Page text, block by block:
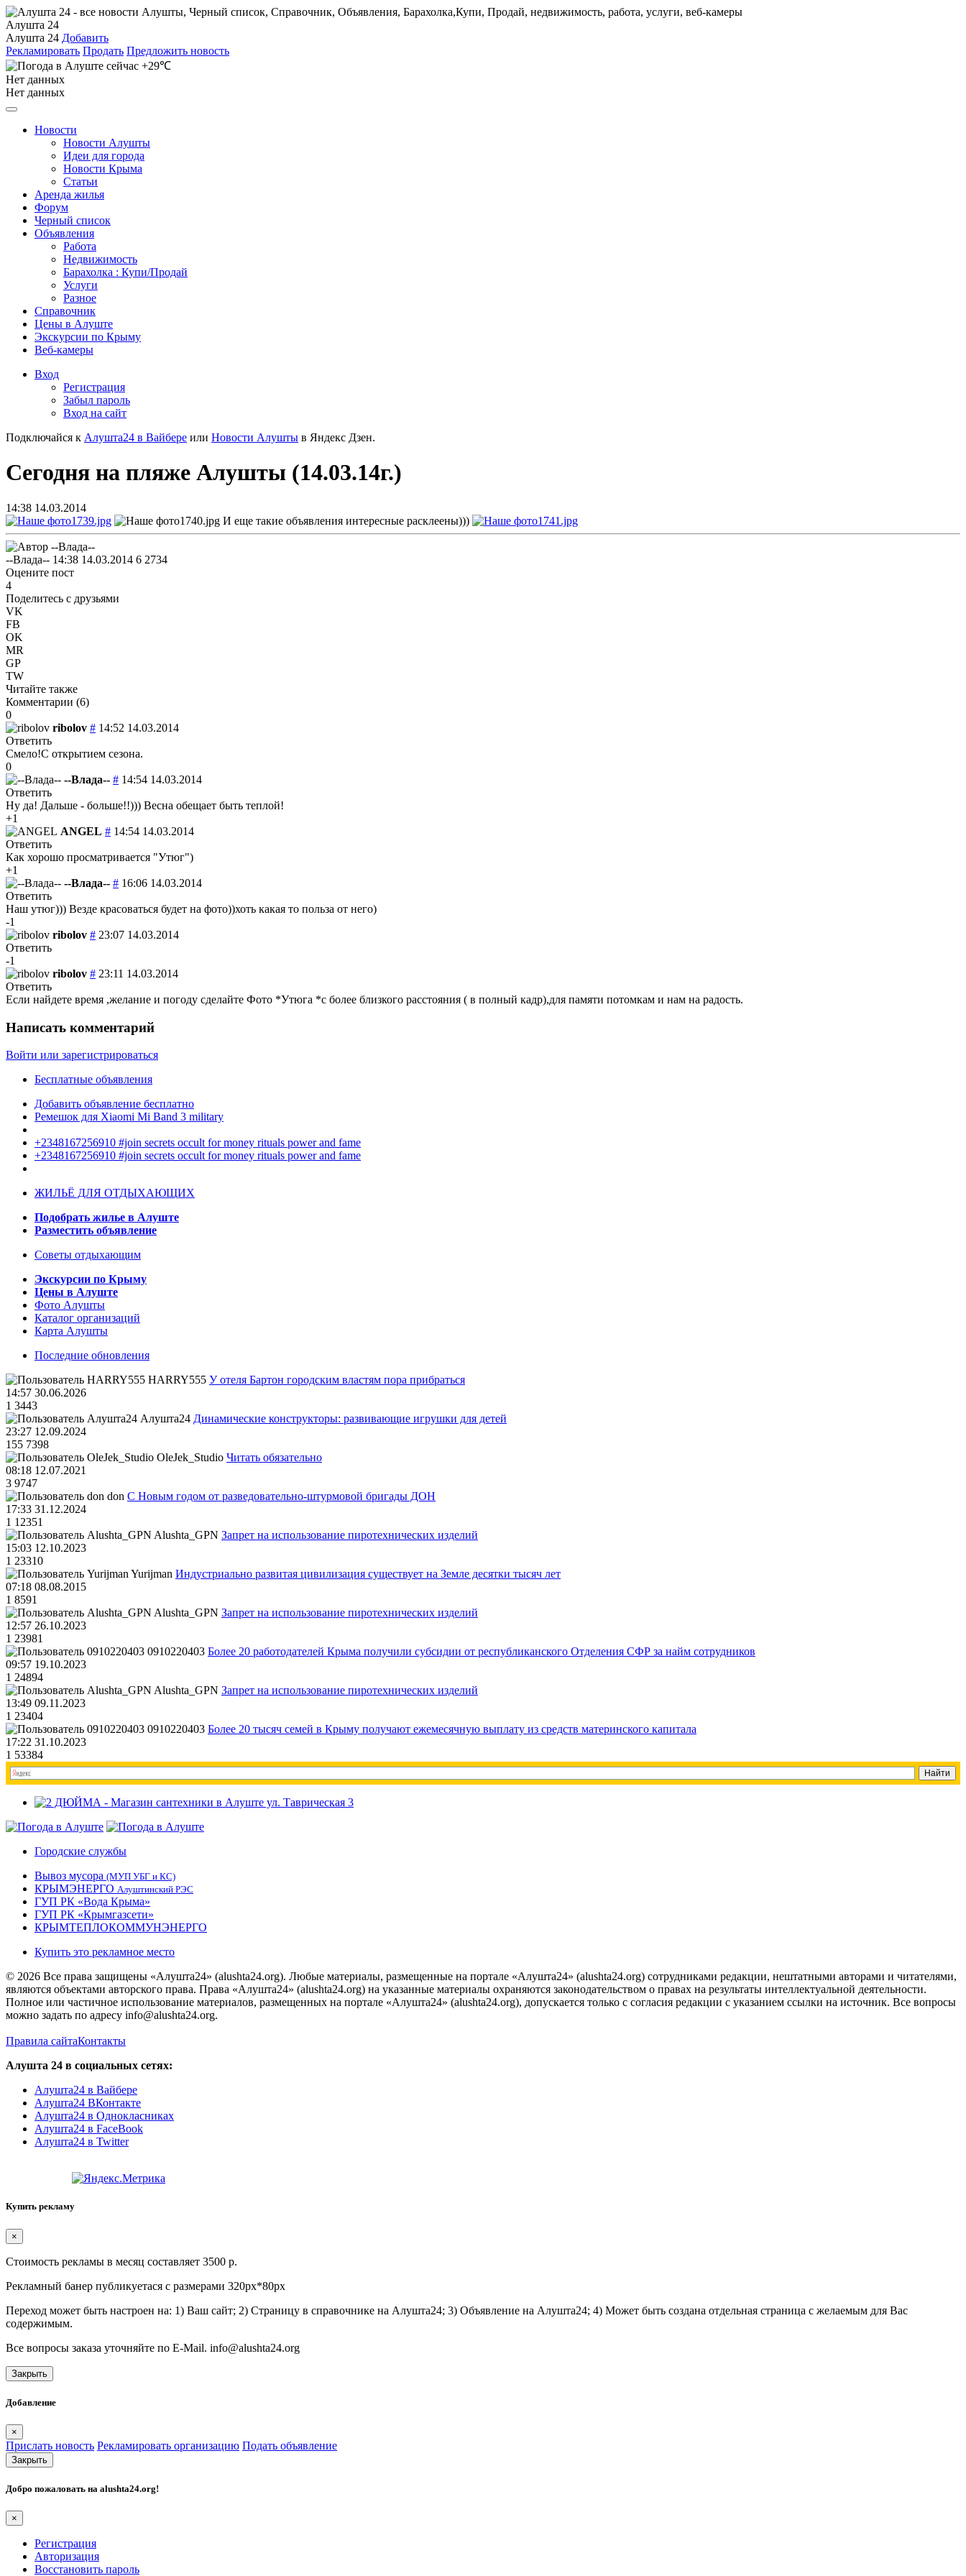
Алушта 24
Алушта 24 Добавить
Рекламировать Продать Предложить новость
+29℃
Нет данных
Нет данных
Новости
Новости Алушты
Идеи для города
Новости Крыма
Статьи
Аренда жилья
Форум
Черный список
Объявления
Работа
Недвижимость
Барахолка : Купи/Продай
Услуги
Разное
Справочник
Цены в Алуште
Экскурсии по Крыму
Веб-камеры
Вход
Регистрация
Забыл пароль
Вход на сайт
Подключайся к Алушта24 в Вайбере или Новости Алушты в Яндекс Дзен.
Сегодня на пляже Алушты (14.03.14г.)
14:38 14.03.2014
И еще такие объявления интересные расклеены)))
--Влада-- 14:38 14.03.2014 6 2734
Оцените пост
4
Поделитесь с друзьями
VK
FB
OK
MR
GP
TW
Читайте также
Комментарии (6)
0
ribolov # 14:52 14.03.2014
Ответить
Смело!С открытием сезона.
0
--Влада-- # 14:54 14.03.2014
Ответить
Ну да! Дальше - больше!!))) Весна обещает быть теплой!
+1
ANGEL # 14:54 14.03.2014
Ответить
Как хорошо просматривается "Утюг")
+1
--Влада-- # 16:06 14.03.2014
Ответить
Наш утюг))) Везде красоваться будет на фото))хоть какая то польза от него)
-1
ribolov # 23:07 14.03.2014
Ответить
-1
ribolov # 23:11 14.03.2014
Ответить
Если найдете время ,желание и погоду сделайте Фото *Утюга *с более близкого расстояния ( в полный кадр),для памяти потомкам и нам на радость.
Написать комментарий
Войти или зарегистрироваться
Бесплатные объявления
Добавить объявление бесплатно
Ремешок для Xiaomi Mi Band 3 military
+2348167256910 #join secrets occult for money rituals power and fame
+2348167256910 #join secrets occult for money rituals power and fame
ЖИЛЬЁ ДЛЯ ОТДЫХАЮЩИХ
Подобрать жилье в Алуште
Разместить объявление
Советы отдыхающим
Экскурсии по Крыму
Цены в Алуште
Фото Алушты
Каталог организаций
Карта Алушты
Последние обновления
HARRY555 У отеля Бартон городским властям пора прибраться
14:57 30.06.2026
1 3443
Алушта24 Динамические конструкторы: развивающие игрушки для детей
23:27 12.09.2024
155 7398
OleJek_Studio Читать обязательно
08:18 12.07.2021
3 9747
don С Новым годом от разведовательно-штурмовой бригады ДОН
17:33 31.12.2024
1 12351
Alushta_GPN Запрет на использование пиротехнических изделий
15:03 12.10.2023
1 23310
Yurijman Индустриально развитая цивилизация существует на Земле десятки тысяч лет
07:18 08.08.2015
1 8591
Alushta_GPN Запрет на использование пиротехнических изделий
12:57 26.10.2023
1 23981
0910220403 Более 20 работодателей Крыма получили субсидии от республиканского Отделения СФР за найм сотрудников
09:57 19.10.2023
1 24894
Alushta_GPN Запрет на использование пиротехнических изделий
13:49 09.11.2023
1 23404
0910220403 Более 20 тысяч семей в Крыму получают ежемесячную выплату из средств материнского капитала
17:22 31.10.2023
1 53384
Городские службы
Вывоз мусора (МУП УБГ и КС)
КРЫМЭНЕРГО Алуштинский РЭС
ГУП РК «Вода Крыма»
ГУП РК «Крымгазсети»
КРЫМТЕПЛОКОММУНЭНЕРГО
Купить это рекламное место
© 2026 Все права защищены «Алушта24» (alushta24.org). Любые материалы, размещенные на портале «Алушта24» (alushta24.org) сотрудниками редакции, нештатными авторами и читателями,
являются объектами авторского права. Права «Алушта24» (alushta24.org) на указанные материалы охраняются законодательством о правах на результаты интеллектуальной деятельности.
Полное или частичное использование материалов, размещенных на портале «Алушта24» (alushta24.org), допускается только с согласия редакции с указанием ссылки на источник. Все вопросы
можно задать по адресу info@alushta24.org.
Правила сайтаКонтакты
Алушта 24 в социальных сетях:
Алушта24 в Вайбере
Алушта24 ВКонтакте
Алушта24 в Однокласниках
Алушта24 в FaceBook
Алушта24 в Twitter
Купить рекламу
×
Стоимость рекламы в месяц составляет 3500 р.
Рекламный банер публикуетася с размерами 320px*80px
Переход может быть настроен на: 1) Ваш сайт; 2) Страницу в справочнике на Алушта24; 3) Объявление на Алушта24; 4) Может быть создана отдельная страница с желаемым для Вас
содержимым.
Все вопросы заказа уточняйте по E-Mail. info@alushta24.org
Закрыть
Добавление
×
Прислать новость Рекламировать организацию Подать объявление
Закрыть
Добро пожаловать на alushta24.org!
×
Регистрация
Авторизация
Восстановить пароль